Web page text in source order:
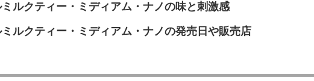
ルクティー・ミディアム・ナノの味と刺激感
ルクティー・ミディアム・ナノの発売日や販売店